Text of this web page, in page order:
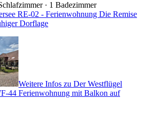
· 1 Badezimmer
RE-02 - Ferienwohnung Die Remise
Dorflage
Weitere Infos zu Der Westflügel
44 Ferienwohnung mit Balkon auf